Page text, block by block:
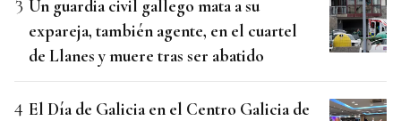
Un guardia civil gallego mata a su
expareja, también agente, en el cuartel
de Llanes y muere tras ser abatido
El Día de Galicia en el Centro Galicia de